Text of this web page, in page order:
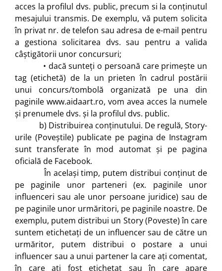
acces la profilul dvs. public, precum si la conținutul
mesajului transmis. De exemplu, vă putem solicita
în privat nr. de telefon sau adresa de e-mail pentru
a gestiona solicitarea dvs. sau pentru a valida
câștigătorii unor concursuri;
• dacă sunteți o persoană care primește un
tag (etichetă) de la un prieten în cadrul postării
unui concurs/tombolă organizată pe una din
paginile www.aidaart.ro, vom avea acces la numele
și prenumele dvs. și la profilul dvs. public.
b) Distribuirea conținutului. De regulă, Story-
urile (Poveștile) publicate pe pagina de Instagram
sunt transferate în mod automat și pe pagina
oficială de Facebook.
În același timp, putem distribui conținut de
pe paginile unor parteneri (ex. paginile unor
influenceri sau ale unor persoane juridice) sau de
pe paginile unor urmăritori, pe paginile noastre. De
exemplu, putem distribui un Story (Poveste) în care
suntem etichetați de un influencer sau de către un
urmăritor, putem distribui o postare a unui
influencer sau a unui partener la care ați comentat,
în care ați fost etichetat sau în care apare